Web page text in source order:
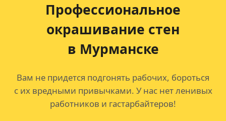
Профессиональное
окрашивание стен
в Мурманске
Вам не придется подгонять рабочих, бороться
с их вредными привычками. У нас нет ленивых
работников и гастарбайтеров!